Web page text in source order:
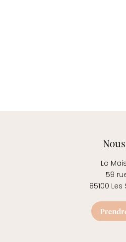
La
59
85100